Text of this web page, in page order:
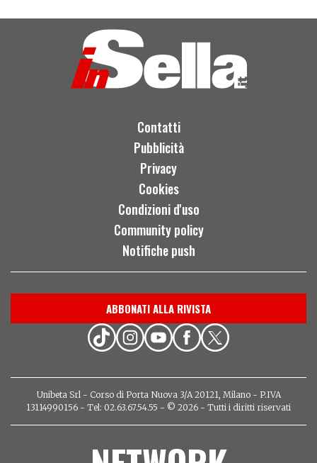
Contatti
Pubblicità
Privacy
Cookies
Condizioni d'uso
Community policy
Notifiche push
ABBONATI ALLA RIVISTA
Unibeta Srl - Corso di Porta Nuova 3/A 20121, Milano - P.IVA
13114990156 - Tel: 02.63.67.54.55 - © 2026 - Tutti i diritti riservati